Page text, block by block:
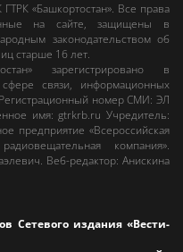
«Башкортостан». Все права
на сайте, защищены в
законодательством об
старше 16 лет.
зарегистрировано в
связи, информационных
номер СМИ: ЭЛ
имя:gtrkrb.ru Учредитель:
предприятие «Всероссийская
компания».
. Веб-редактор:Анискина
Сетевого издания «Вести-